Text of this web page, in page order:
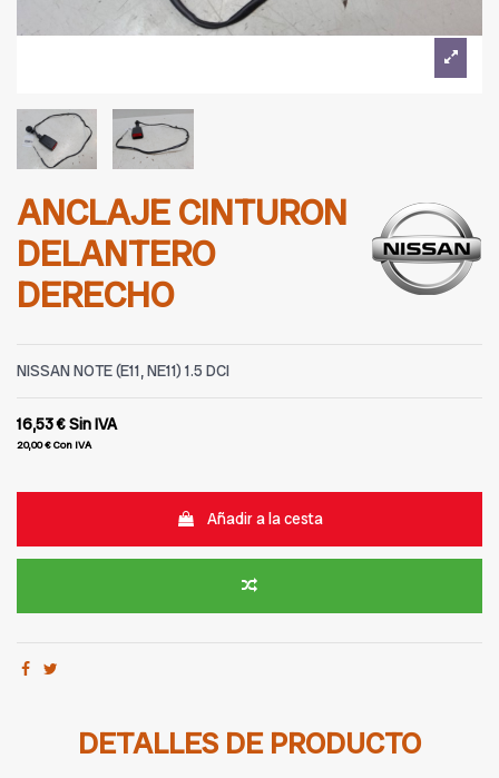
ANCLAJE CINTURON
DELANTERO
DERECHO
NISSAN NOTE (E11, NE11) 1.5 DCI
16,53 €Sin IVA
20,00 €Con IVA
Añadir a la cesta
DETALLES DE PRODUCTO